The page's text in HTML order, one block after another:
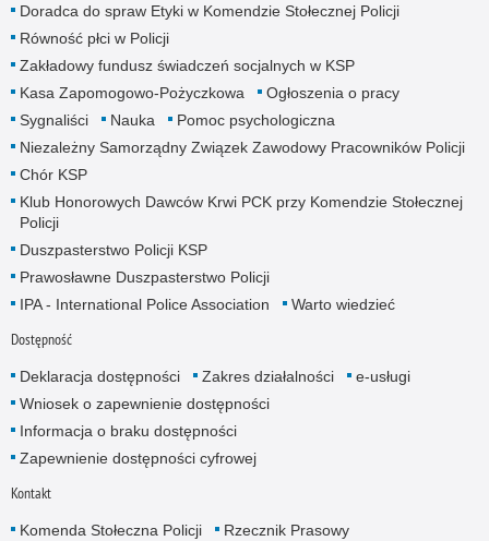
Doradca do spraw Etyki w Komendzie Stołecznej Policji
Równość płci w Policji
Zakładowy fundusz świadczeń socjalnych w KSP
Kasa Zapomogowo-Pożyczkowa
Ogłoszenia o pracy
Sygnaliści
Nauka
Pomoc psychologiczna
Niezależny Samorządny Związek Zawodowy Pracowników Policji
Chór KSP
Klub Honorowych Dawców Krwi PCK przy Komendzie Stołecznej
Policji
Duszpasterstwo Policji KSP
Prawosławne Duszpasterstwo Policji
IPA - International Police Association
Warto wiedzieć
Dostępność
Deklaracja dostępności Zakres działalności
e-usługi
Wniosek o zapewnienie dostępności
Informacja o braku dostępności
Zapewnienie dostępności cyfrowej
Kontakt
Komenda Stołeczna Policji
Rzecznik Prasowy